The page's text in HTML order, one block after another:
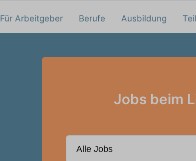
Für Arbeitgeber Berufe Ausbildung
Jobs beim